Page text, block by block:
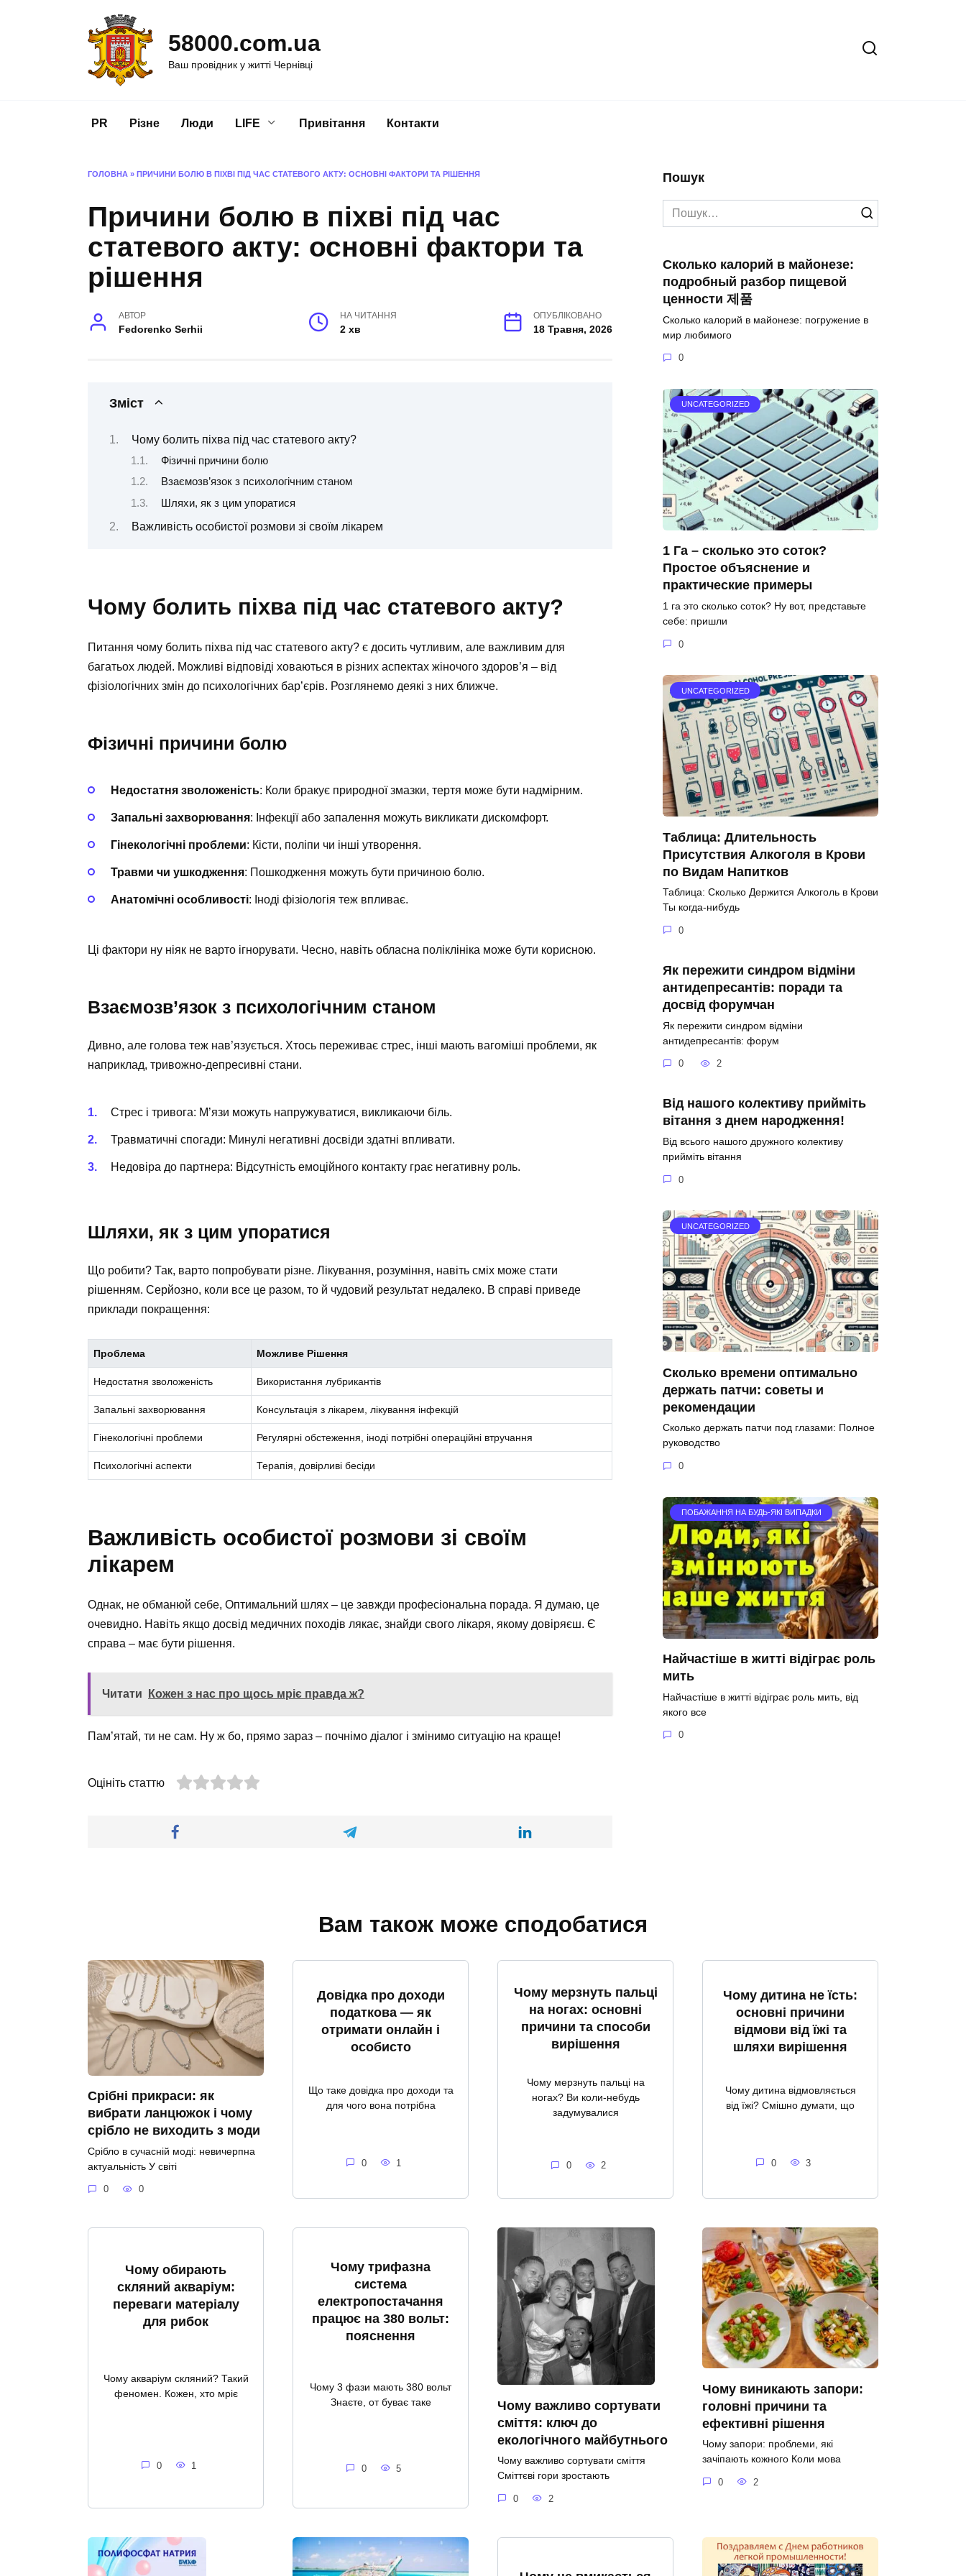
58000.com.ua
Ваш провідник у житті Чернівці
PR Різне Люди LIFE Привітання Контакти
ГОЛОВНА » ПРИЧИНИ БОЛЮ В ПІХВІ ПІД ЧАС СТАТЕВОГО АКТУ: ОСНОВНІ ФАКТОРИ ТА РІШЕННЯ
Причини болю в піхві під час
статевого акту: основні фактори та
рішення
АВТОР
Fedorenko Serhii
НА ЧИТАННЯ
2 хв
ОПУБЛІКОВАНО
18 Травня, 2026
Зміст
Чому болить піхва під час статевого акту?
Фізичні причини болю
Взаємозв’язок з психологічним станом
Шляхи, як з цим упоратися
Важливість особистої розмови зі своїм лікарем
Чому болить піхва під час статевого акту?
Питання чому болить піхва під час статевого акту? є досить чутливим, але важливим для
багатьох людей. Можливі відповіді ховаються в різних аспектах жіночого здоров’я – від
фізіологічних змін до психологічних бар’єрів. Розглянемо деякі з них ближче.
Фізичні причини болю
Недостатня зволоженість: Коли бракує природної змазки, тертя може бути надмірним.
Запальні захворювання: Інфекції або запалення можуть викликати дискомфорт.
Гінекологічні проблеми: Кісти, поліпи чи інші утворення.
Травми чи ушкодження: Пошкодження можуть бути причиною болю.
Анатомічні особливості: Іноді фізіологія теж впливає.
Ці фактори ну ніяк не варто ігнорувати. Чесно, навіть обласна поліклініка може бути корисною.
Взаємозв’язок з психологічним станом
Дивно, але голова теж нав’язується. Хтось переживає стрес, інші мають вагоміші проблеми, як
наприклад, тривожно-депресивні стани.
Стрес і тривога: М’язи можуть напружуватися, викликаючи біль.
Травматичні спогади: Минулі негативні досвіди здатні впливати.
Недовіра до партнера: Відсутність емоційного контакту грає негативну роль.
Шляхи, як з цим упоратися
Що робити? Так, варто попробувати різне. Лікування, розуміння, навіть сміх може стати
рішенням. Серйозно, коли все це разом, то й чудовий результат недалеко. В справі приведе
приклади покращення:
Проблема Можливе Рішення
Недостатня зволоженість Використання лубрикантів
Запальні захворювання Консультація з лікарем, лікування інфекцій
Гінекологічні проблеми Регулярні обстеження, іноді потрібні операційні втручання
Психологічні аспекти Терапія, довірливі бесіди
Важливість особистої розмови зі своїм
лікарем
Однак, не обманюй себе, Оптимальний шлях – це завжди професіональна порада. Я думаю, це
очевидно. Навіть якщо досвід медичних походів лякає, знайди свого лікаря, якому довіряєш. Є
справа – має бути рішення.
Читати Кожен з нас про щось мріє правда ж?
Пам’ятай, ти не сам. Ну ж бо, прямо зараз – почнімо діалог і змінимо ситуацію на краще!
Оцініть статтю
Пошук
Search
for:
Сколько калорий в майонезе:
подробный разбор пищевой
ценности 제품
Сколько калорий в майонезе: погружение в
мир любимого
0
UNCATEGORIZED
1 Га – сколько это соток?
Простое объяснение и
практические примеры
1 га это сколько соток? Ну вот, представьте
себе: пришли
0
UNCATEGORIZED
Таблица: Длительность
Присутствия Алкоголя в Крови
по Видам Напитков
Таблица: Сколько Держится Алкоголь в Крови
Ты когда-нибудь
0
Як пережити синдром відміни
антидепресантів: поради та
досвід форумчан
Як пережити синдром відміни
антидепресантів: форум
0 2
Від нашого колективу прийміть
вітання з днем народження!
Від всього нашого дружного колективу
прийміть вітання
0
UNCATEGORIZED
Сколько времени оптимально
держать патчи: советы и
рекомендации
Сколько держать патчи под глазами: Полное
руководство
0
ПОБАЖАННЯ НА БУДЬ-ЯКІ ВИПАДКИ
Найчастіше в житті відіграє роль
мить
Найчастіше в житті відіграє роль мить, від
якого все
0
Вам також може сподобатися
Срібні прикраси: як
вибрати ланцюжок і чому
срібло не виходить з моди
Срібло в сучасній моді: невичерпна
актуальність У світі
0 0
Довідка про доходи
податкова — як
отримати онлайн і
особисто
Що таке довідка про доходи та
для чого вона потрібна
0 1
Чому мерзнуть пальці
на ногах: основні
причини та способи
вирішення
Чому мерзнуть пальці на
ногах? Ви коли-небудь
задумувалися
0 2
Чому дитина не їсть:
основні причини
відмови від їжі та
шляхи вирішення
Чому дитина відмовляється
від їжі? Смішно думати, що
0 3
Чому обирають
скляний акваріум:
переваги матеріалу
для рибок
Чому акваріум скляний? Такий
феномен. Кожен, хто мріє
0 1
Чому трифазна
система
електропостачання
працює на 380 вольт:
пояснення
Чому 3 фази мають 380 вольт
Знаєте, от буває таке
0 5
Чому важливо сортувати
сміття: ключ до
екологічного майбутнього
Чому важливо сортувати сміття
Сміттєві гори зростають
0 2
Чому виникають запори:
головні причини та
ефективні рішення
Чому запори: проблеми, які
зачіпають кожного Коли мова
0 2